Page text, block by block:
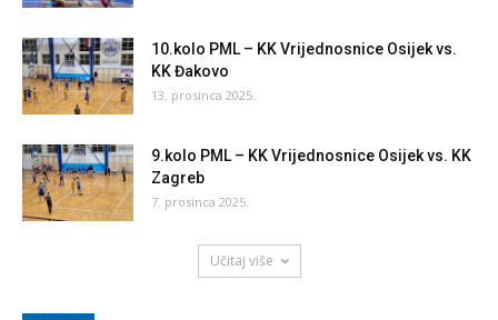
10.kolo PML – KK Vrijednosnice Osijek vs.
KK Đakovo
13. prosinca 2025.
9.kolo PML – KK Vrijednosnice Osijek vs. KK
Zagreb
7. prosinca 2025.
Učitaj više